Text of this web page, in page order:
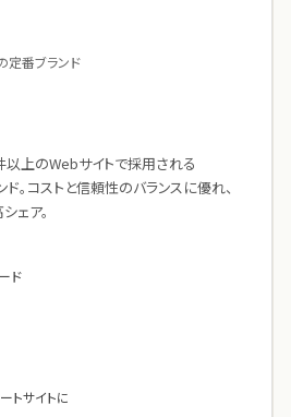
定番ブランド
上のWebサイトで採用される
。コストと信頼性のバランスに優れ、
ェア。
ド
トサイトに